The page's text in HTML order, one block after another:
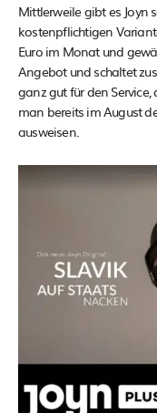
Mittlerweile gibt es Joyn
kostenpflichtigen
Euro im Monat und
Angebot und schaltet
ganz gut für den
man bereits im August
ausweisen.